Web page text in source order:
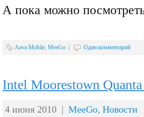
А пока можно
Aava Mobile, MeeGo Один комментарий
Intel Moorestown
4 июня 2010 | MeeGo, Новости